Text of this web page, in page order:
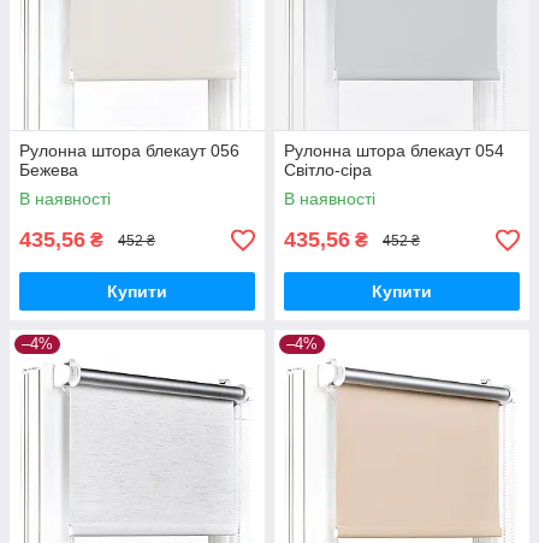
Рулонна штора блекаут 056
Бежева
В наявності
435,56 ₴ 452 ₴
Купити
Рулонна штора блекаут 054
Світло-сіра
В наявності
435,56 ₴ 452 ₴
Купити
–4% –4%